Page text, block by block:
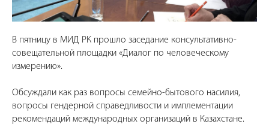
В пятницу в МИД РК прошло заседание консультативно-
совещательной площадки «Диалог по человеческому
измерению».
Обсуждали как раз вопросы семейно-бытового насилия,
вопросы гендерной справедливости и имплементации
рекомендаций международных организаций в Казахстане.